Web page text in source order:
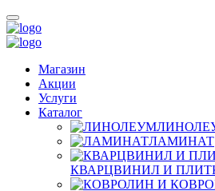
Магазин
Акции
Услуги
Каталог
ЛАМИНАТ
КВАРЦВИНИЛ И